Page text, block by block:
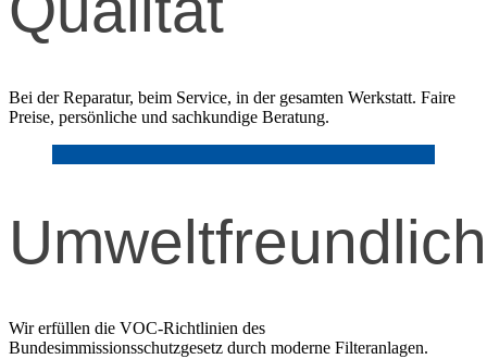
Bei der Reparatur, beim Service, in der gesamten Werkstatt. Faire
Preise, persönliche und sachkundige Beratung.
Umweltfreundlich
Wir erfüllen die VOC-Richtlinien des
Bundesimmissionsschutzgesetz durch moderne Filteranlagen.